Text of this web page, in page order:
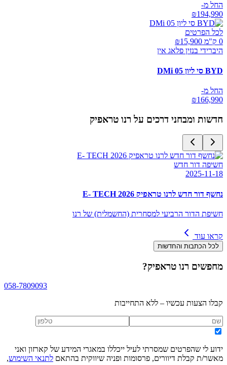
החל מ-
₪194,990
לכל הפרטים
0 ק"מ ₪
15,900
היברידי בנזין פלאג אין
BYD סי ליון 05 DMi
החל מ-
₪166,990
חדשות ומבחני דרכים על רנו טראפיק
חשיפה דור חדש
2025-11-18
נחשף דור חדש לרנו טראפיק E- TECH 2026
חשיפת הדור הרביעי למסחרית (החשמלית) של רנו
קראו עוד
לכל הכתבות והחדשות
מחפשים רנו טראפיק?
058-7809093
קבלו הצעות עכשיו – ללא התחייבות
ידוע לי שהפרטים שמסרתי לעיל ייכללו במאגרי המידע של קארזון ואני
מאשר/ת קבלת דיוורים, פרסומות ופניה שיווקית בהתאם לתנאי השימוש,